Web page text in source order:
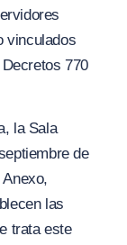
vinculados
770
la Sala
de
las
trata este